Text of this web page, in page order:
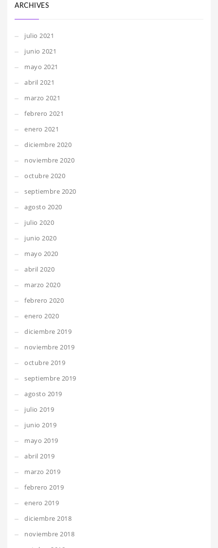
ARCHIVES
julio 2021
junio 2021
mayo 2021
abril 2021
marzo 2021
febrero 2021
enero 2021
diciembre 2020
noviembre 2020
octubre 2020
septiembre 2020
agosto 2020
julio 2020
junio 2020
mayo 2020
abril 2020
marzo 2020
febrero 2020
enero 2020
diciembre 2019
noviembre 2019
octubre 2019
septiembre 2019
agosto 2019
julio 2019
junio 2019
mayo 2019
abril 2019
marzo 2019
febrero 2019
enero 2019
diciembre 2018
noviembre 2018